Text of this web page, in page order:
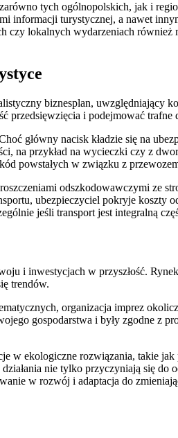
tych ogólnopolskich, jak i
informacji turystycznej, a nawet
lokalnych wydarzeniach również
biznesplan, uwzględniający
przedsięwzięcia i podejmować trafne
główny nacisk kładzie się na
na przykład na wycieczki czy z
powstałych w związku z
odszkodowawczymi ze
ubezpieczyciel pokryje koszty
jeśli transport jest integralną
i inwestycjach w przyszłość.
trendów.
organizacja imprez
gospodarstwa i były zgodne z
ekologiczne rozwiązania, takie
nie tylko przyczyniają się do
w rozwój i adaptacja do